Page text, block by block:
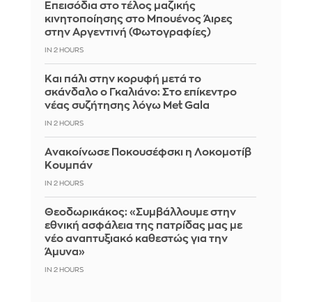
Επεισόδια στο τέλος μαζικής
κινητοποίησης στο Μπουένος Άιρες
στην Αργεντινή (Φωτογραφίες)
IN 2 HOURS
Και πάλι στην κορυφή μετά το
σκάνδαλο ο Γκαλιάνο: Στο επίκεντρο
νέας συζήτησης λόγω Met Gala
IN 2 HOURS
Aνακοίνωσε Ποκουσέφσκι η Λοκομοτίβ
Κουμπάν
IN 2 HOURS
Θεοδωρικάκος: «Συμβάλλουμε στην
εθνική ασφάλεια της πατρίδας μας με
νέο αναπτυξιακό καθεστώς για την
Άμυνα»
IN 2 HOURS